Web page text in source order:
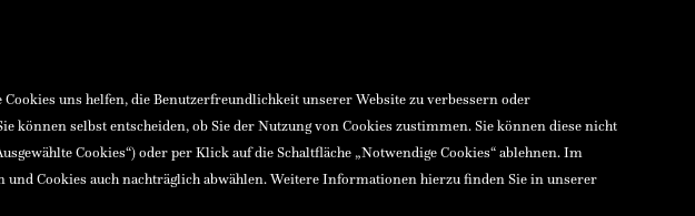
uns helfen, die Benutzerfreundlichkeit unserer Website zu verbessern oder
selbst entscheiden, ob Sie der Nutzung von Cookies zustimmen. Sie können diese nicht
Cookies“) oder per Klick auf die Schaltfläche „Notwendige Cookies“ ablehnen. Im
und Cookies auch nachträglich abwählen. Weitere Informationen hierzu finden Sie in unserer